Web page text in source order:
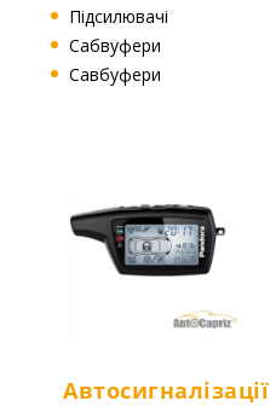
Підсилювачі
Сабвуфери
Савбуфери
Автосигналізації